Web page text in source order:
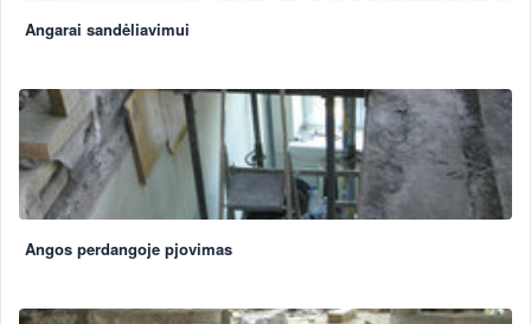
Angarai sandėliavimui
Angos perdangoje pjovimas